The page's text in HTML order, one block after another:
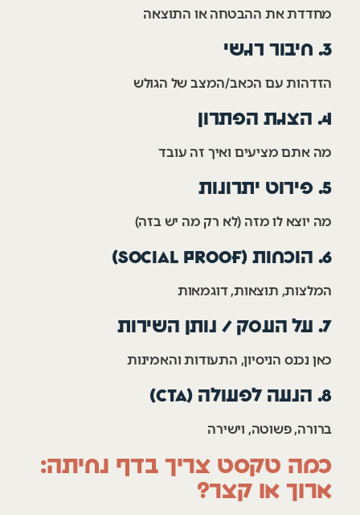
מחדדת את ההבטחה או התוצאה
3. חיבור רגשי
הזדהות עם הכאב/המצב של הגולש
4. הצגת הפתרון
מה אתם מציעים ואיך זה עובד
5. פירוט יתרונות
מה יוצא לו מזה (לא רק מה יש בזה)
6. הוכחות (Social Proof)
המלצות, תוצאות, דוגמאות
7. על העסק / נותן השירות
כאן נכנס הניסיון, התעודות והאמינות
8. הנעה לפעולה (CTA)
ברורה, פשוטה, וישירה
כמה טקסט צריך בדף נחיתה:
ארוך או קצר?